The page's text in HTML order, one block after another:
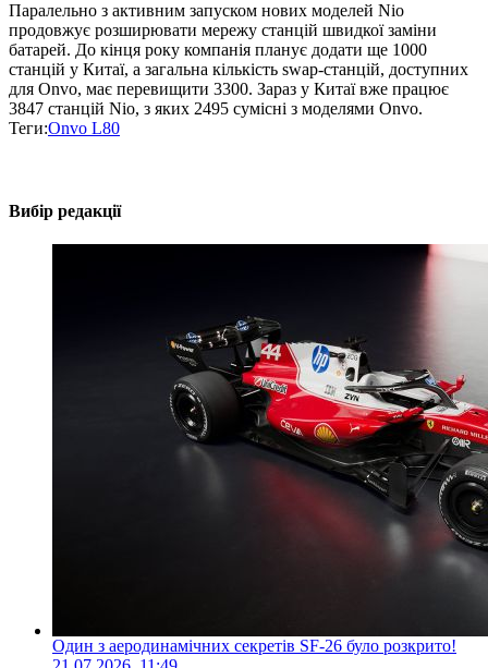
Паралельно з активним запуском нових моделей Nio
продовжує розширювати мережу станцій швидкої заміни
батарей. До кінця року компанія планує додати ще 1000
станцій у Китаї, а загальна кількість swap-станцій, доступних
для Onvo, має перевищити 3300. Зараз у Китаї вже працює
3847 станцій Nio, з яких 2495 сумісні з моделями Onvo.
Теги:Onvo L80
Вибір редакції
Один з аеродинамічних секретів SF-26 було розкрито!